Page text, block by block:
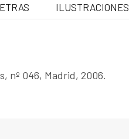
ILUSTRACIONES
nº 046, Madrid, 2006.